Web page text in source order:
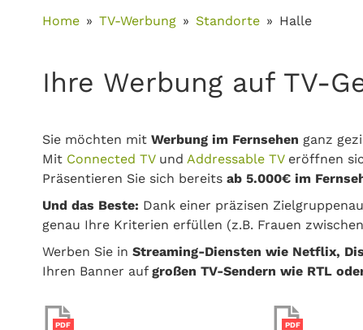
Home TV-Werbung Standorte Halle
Ihre Werbung auf TV-
Sie möchten mit Werbung im Fernsehen ganz
Mit Connected TVund Addressable TVeröffnen
Präsentieren Sie sich bereits ab 5.000€ im
Und das Beste: Dank einer präzisen
genau Ihre Kriterien erfüllen (z.B. Frauen
Werben Sie in Streaming-Diensten wie Netflix,
Ihren Banner auf großen TV-Sendern wie RTL
PDF PDF